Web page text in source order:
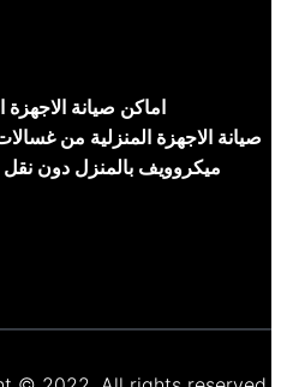
اماكن صيانة الاجهزة
صيانة الاجهزة المنزلية من
ميكروويف بالمنزل دون نقل